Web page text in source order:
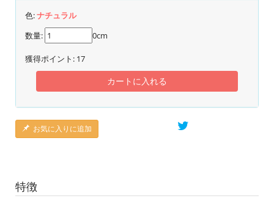
色:ナチュラル
数量:
0cm
獲得ポイント: 17
カートに入れる
お気に入りに追加
特徴